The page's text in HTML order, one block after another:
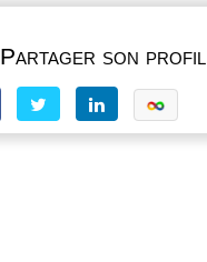
Partager son profil